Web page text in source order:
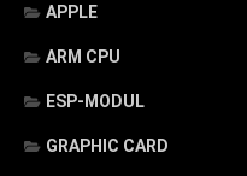
APPLE
ARM CPU
ESP-MODUL
GRAPHIC CARD